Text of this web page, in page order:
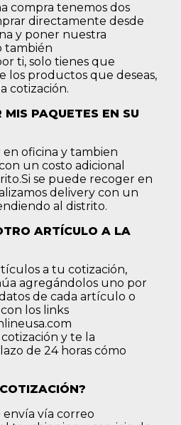
compra tenemos dos
directamente desde
y poner nuestra
también
ti, solo tienes que
los productos que deseas,
cotización.
MIS PAQUETES EN SU
oficina y tambien
un costo adicional
se puede recoger en
delivery con un
al distrito.
ARTÍCULO A LA
a tu cotización,
agregándolos uno por
de cada artículo o
los links
y te la
de 24 horas cómo
envía vía correo